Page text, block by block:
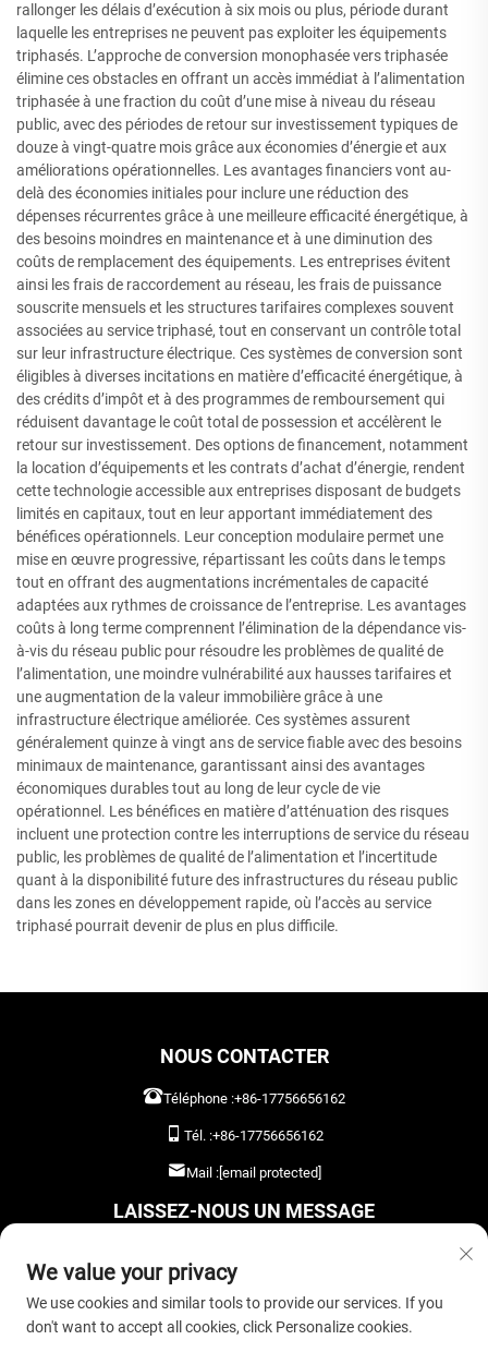
rallonger les délais d’exécution à six mois ou plus, période durant
laquelle les entreprises ne peuvent pas exploiter les équipements
triphasés. L’approche de conversion monophasée vers triphasée
élimine ces obstacles en offrant un accès immédiat à l’alimentation
triphasée à une fraction du coût d’une mise à niveau du réseau
public, avec des périodes de retour sur investissement typiques de
douze à vingt-quatre mois grâce aux économies d’énergie et aux
améliorations opérationnelles. Les avantages financiers vont au-
delà des économies initiales pour inclure une réduction des
dépenses récurrentes grâce à une meilleure efficacité énergétique, à
des besoins moindres en maintenance et à une diminution des
coûts de remplacement des équipements. Les entreprises évitent
ainsi les frais de raccordement au réseau, les frais de puissance
souscrite mensuels et les structures tarifaires complexes souvent
associées au service triphasé, tout en conservant un contrôle total
sur leur infrastructure électrique. Ces systèmes de conversion sont
éligibles à diverses incitations en matière d’efficacité énergétique, à
des crédits d’impôt et à des programmes de remboursement qui
réduisent davantage le coût total de possession et accélèrent le
retour sur investissement. Des options de financement, notamment
la location d’équipements et les contrats d’achat d’énergie, rendent
cette technologie accessible aux entreprises disposant de budgets
limités en capitaux, tout en leur apportant immédiatement des
bénéfices opérationnels. Leur conception modulaire permet une
mise en œuvre progressive, répartissant les coûts dans le temps
tout en offrant des augmentations incrémentales de capacité
adaptées aux rythmes de croissance de l’entreprise. Les avantages
coûts à long terme comprennent l’élimination de la dépendance vis-
à-vis du réseau public pour résoudre les problèmes de qualité de
l’alimentation, une moindre vulnérabilité aux hausses tarifaires et
une augmentation de la valeur immobilière grâce à une
infrastructure électrique améliorée. Ces systèmes assurent
généralement quinze à vingt ans de service fiable avec des besoins
minimaux de maintenance, garantissant ainsi des avantages
économiques durables tout au long de leur cycle de vie
opérationnel. Les bénéfices en matière d’atténuation des risques
incluent une protection contre les interruptions de service du réseau
public, les problèmes de qualité de l’alimentation et l’incertitude
quant à la disponibilité future des infrastructures du réseau public
dans les zones en développement rapide, où l’accès au service
triphasé pourrait devenir de plus en plus difficile.
NOUS CONTACTER
Téléphone :+86-17756656162
Tél. :+86-17756656162
Mail : [email protected]
LAISSEZ-NOUS UN MESSAGE
We value your privacy
We use cookies and similar tools to provide our services. If you
don't want to accept all cookies, click Personalize cookies.